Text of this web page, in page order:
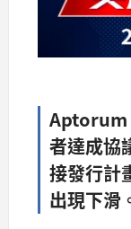
Aptorum
者達成協
接發行計
出現下滑